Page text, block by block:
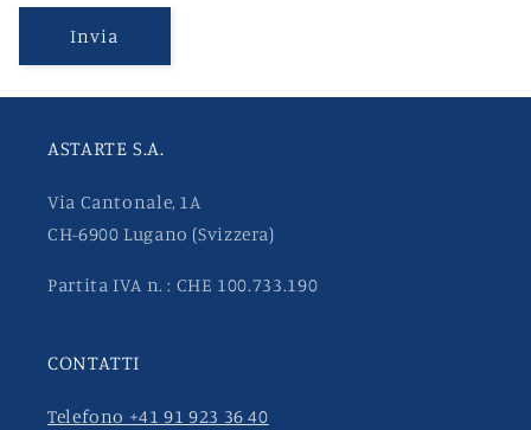
Invia
ASTARTE S.A.
Via Cantonale, 1A
CH-6900 Lugano (Svizzera)
Partita IVA n. : CHE 100.733.190
CONTATTI
Telefono +41 91 923 36 40